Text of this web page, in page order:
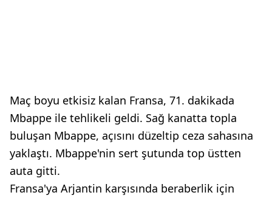
Maç boyu etkisiz kalan Fransa, 71. dakikada
Mbappe ile tehlikeli geldi. Sağ kanatta topla
buluşan Mbappe, açısını düzeltip ceza sahasına
yaklaştı. Mbappe'nin sert şutunda top üstten
auta gitti.
Fransa'ya Arjantin karşısında beraberlik için